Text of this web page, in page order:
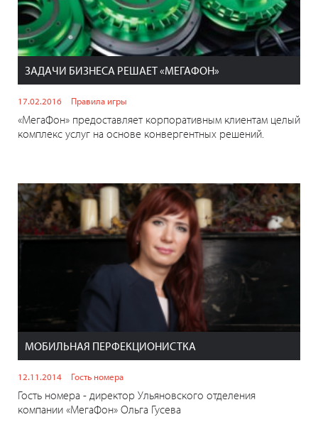
ЗАДАЧИ БИЗНЕСА РЕШАЕТ «МЕГАФОН»
17.02.2016 Правила игры
«МегаФон» предоставляет корпоративным клиентам целый
комплекс услуг на основе конвергентных решений.
МОБИЛЬНАЯ ПЕРФЕКЦИОНИСТКА
12.11.2014 Гость номера
Гость номера - директор Ульяновского отделения
компании «МегаФон» Ольга Гусева